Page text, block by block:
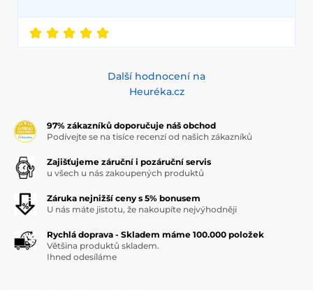
Další hodnocení na
Heuréka.cz
97% zákazníků doporučuje náš obchod
Podívejte se na tisíce recenzí od našich zákazníků
Zajišťujeme záruční i pozáruční servis
u všech u nás zakoupených produktů
Záruka nejnižší ceny s 5% bonusem
U nás máte jistotu, že nakoupíte nejvýhodněji
Rychlá doprava - Skladem máme 100.000 položek
Většina produktů skladem.
Ihned odesíláme